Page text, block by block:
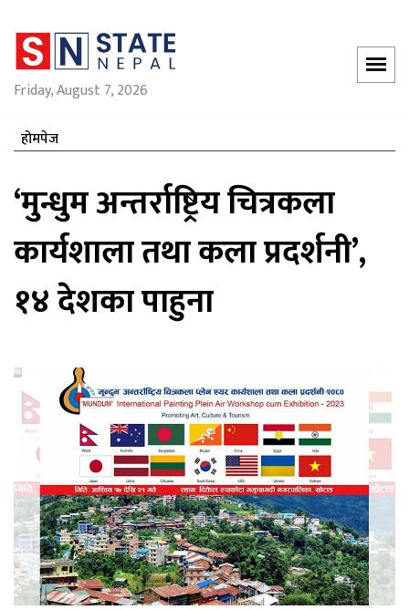
Friday, August 7, 2026
होमपेज
‘मुन्धुम अन्तर्राष्ट्रिय चित्रकला
कार्यशाला तथा कला प्रदर्शनी’,
१४ देशका पाहुना